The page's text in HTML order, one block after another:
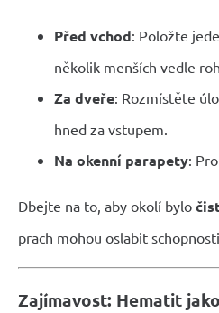
Před vchod: Položte
několik menších vedle
Za dveře: Rozmístěte
hned za vstupem.
Na okenní parapety:
Dbejte na to, aby okolí bylo
prach mohou oslabit
Zajímavost: Hematit